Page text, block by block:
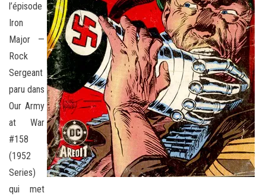
l’épisode
Iron
Major —
Rock
Sergeant
paru dans
Our Army
at War
#158
(1952
Series)
qui met